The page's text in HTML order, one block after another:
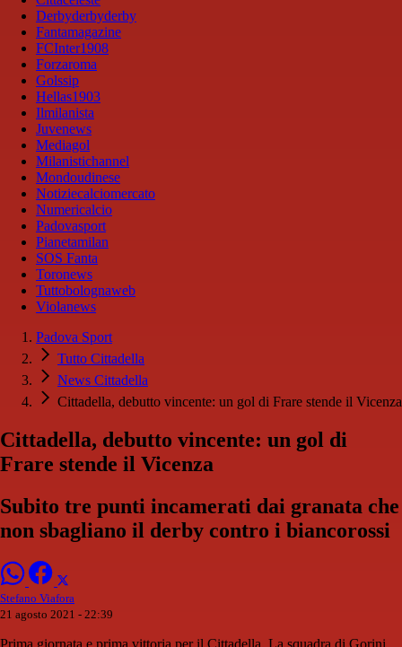
Derbyderbyderby
Fantamagazine
FCInter1908
Forzaroma
Golssip
Hellas1903
Ilmilanista
Juvenews
Mediagol
Milanistichannel
Mondoudinese
Notiziecalciomercato
Numericalcio
Padovasport
Pianetamilan
SOS Fanta
Toronews
Tuttobolognaweb
Violanews
Padova Sport
Tutto Cittadella
News Cittadella
Cittadella, debutto vincente: un gol di Frare stende il Vicenza
Cittadella, debutto vincente: un gol di
Frare stende il Vicenza
Subito tre punti incamerati dai granata che
non sbagliano il derby contro i biancorossi
Stefano Viafora
21 agosto 2021 - 22:39
Prima giornata e prima vittoria per il Cittadella. La squadra di Gorini